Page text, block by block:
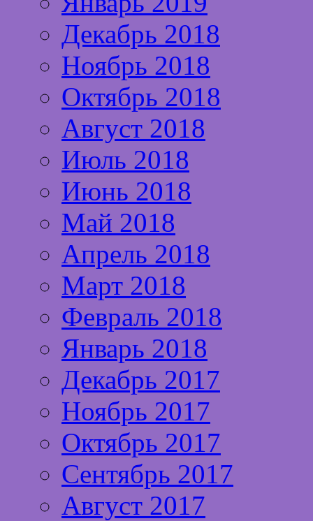
Декабрь 2018
Ноябрь 2018
Октябрь 2018
Август 2018
Июль 2018
Июнь 2018
Май 2018
Апрель 2018
Март 2018
Февраль 2018
Январь 2018
Декабрь 2017
Ноябрь 2017
Октябрь 2017
Сентябрь 2017
Август 2017